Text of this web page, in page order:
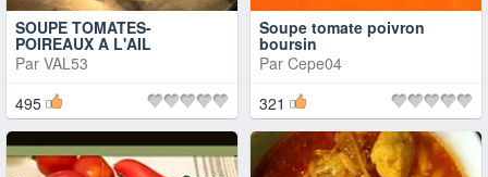
SOUPE TOMATES-
POIREAUX A L'AIL
Par VAL53
495
Soupe tomate poivron
boursin
Par Cepe04
321